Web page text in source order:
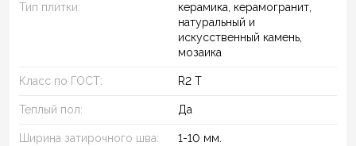
Тип плитки:
керамика, керамогранит,
натуральный и
искусственный камень,
мозаика
Класс по ГОСТ: R2 T
Теплый пол: Да
Ширина затирочного шва: 1-10 мм.